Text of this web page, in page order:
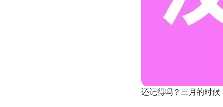
还记得吗？三月的时候